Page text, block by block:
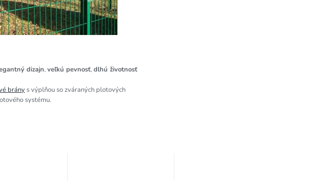
dizajn,veľkú pevnosť,dlhú životnosť
bránys výplňou so zváraných plotových
systému.